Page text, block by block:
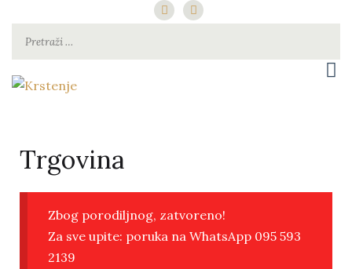
Trgovina
Zbog porodiljnog, zatvoreno!
Za sve upite: poruka na WhatsApp 095 593
2139